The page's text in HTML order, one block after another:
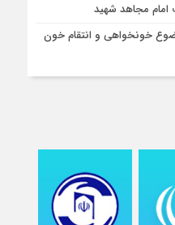
امام مجاهد شهید
خونخواهی و انتقام خون